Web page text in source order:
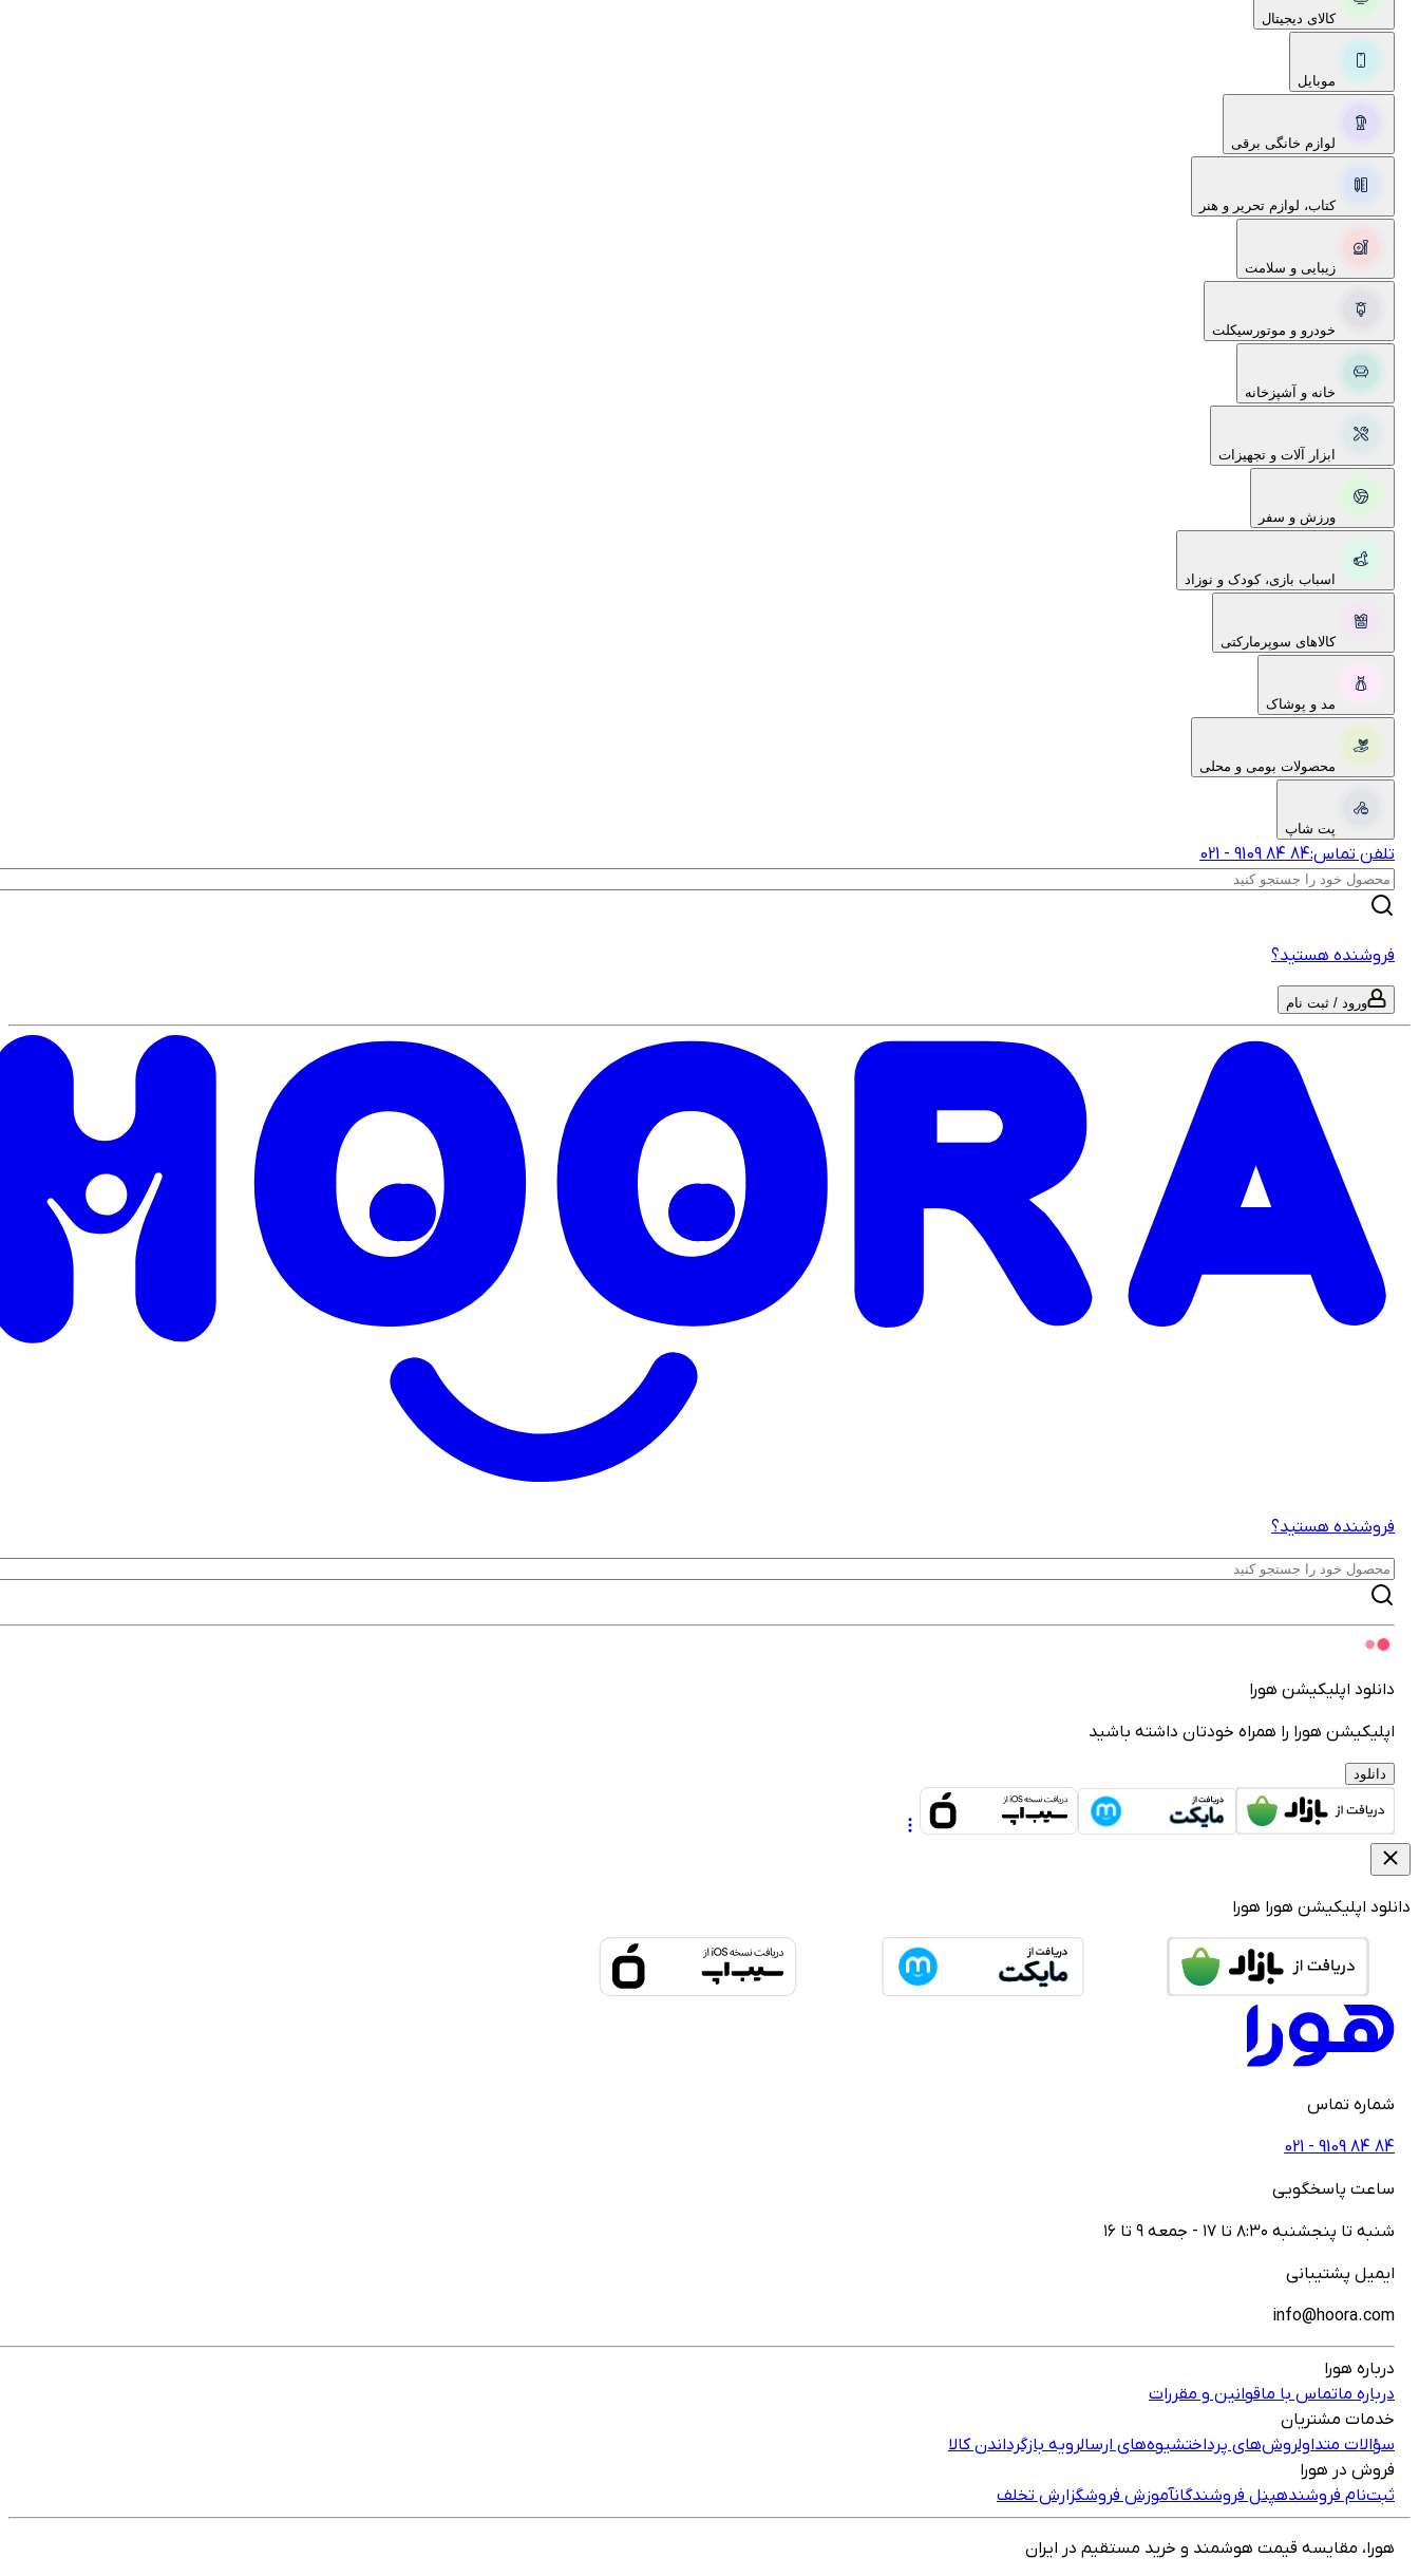
کالای دیجیتال
موبایل
لوازم خانگی برقی
کتاب، لوازم تحریر و هنر
زیبایی و سلامت
خودرو و موتورسیکلت
خانه و آشپزخانه
ابزار آلات و تجهیزات
ورزش و سفر
اسباب بازی، کودک و نوزاد
کالاهای سوپرمارکتی
مد و پوشاک
محصولات بومی و محلی
پت شاپ
تلفن تماس: 021 - ‎9109‎ ‎84‎ ‎84‎
فروشنده هستید؟
ورود / ثبت نام
فروشنده هستید؟
دانلود اپلیکیشن هورا
اپلیکیشن هورا را همراه خودتان داشته باشید
دانلود
دانلود اپلیکیشن هورا هورا
شماره تماس
021 - ‎9109‎ ‎84‎ ‎84‎
ساعت پاسخگویی
شنبه تا پنجشنبه ۸:۳۰ تا ۱۷ - جمعه ۹ تا ۱۶
ایمیل پشتیبانی
info@hoora.com
درباره هورا
درباره ماتماس با ماقوانین و مقررات
خدمات مشتریان
سؤالات متداولروش‌های پرداختشیوه‌های ارسالرویه بازگرداندن کالا
فروش در هورا
ثبت‌نام فروشندهپنل فروشندگانآموزش فروشگزارش تخلف
هورا، مقایسه قیمت هوشمند و خرید مستقیم در ایران